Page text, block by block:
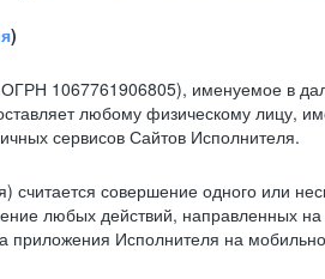
)
1067761906805), именуемое в
любому физическому лицу,
сервисов Сайтов Исполнителя.
совершение одного или
любых действий, направленных на
Исполнителя на